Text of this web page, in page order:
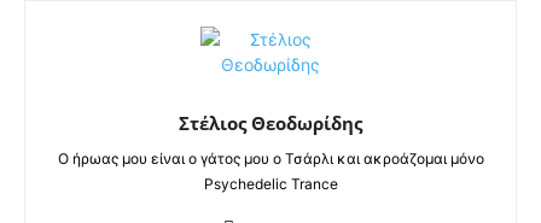
Στέλιος Θεοδωρίδης
Ο ήρωας μου είναι ο γάτος μου ο Τσάρλι και ακροάζομαι μόνο
Psychedelic Trance